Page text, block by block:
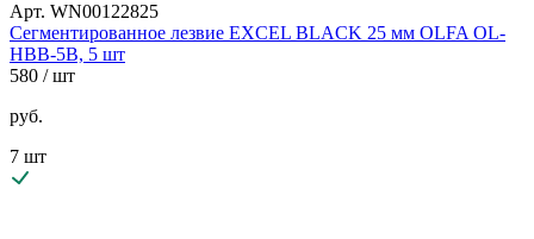
Арт. WN00122825
Сегментированное лезвие EXCEL BLACK 25 мм OLFA OL-
HBB-5B, 5 шт
580 / шт
руб.
7 шт